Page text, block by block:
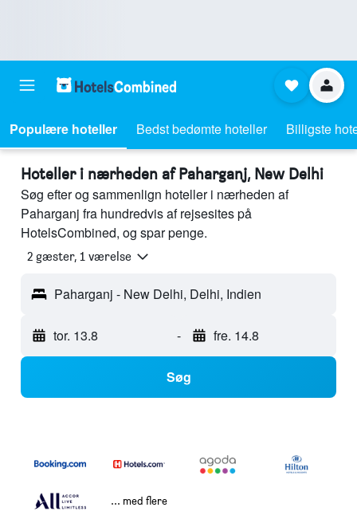
Populære hoteller Bedst bedømte hoteller Billigste
Hoteller i nærheden af Paharganj, New Delhi
Søg efter og sammenlign hoteller i nærheden af
Paharganj fra hundredvis af rejsesites på
HotelsCombined, og spar penge.
2 gæster, 1 værelse
Paharganj - New Delhi, Delhi, Indien
tor. 13.8 - fre. 14.8
Søg
... med flere